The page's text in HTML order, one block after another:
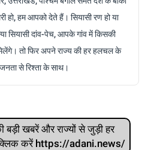
हो, हम आपको देते हैं। सियासी रण हो या
सियासी दांव-पेच, आपके गांव में किसकी
तो फिर अपने राज्य की हर हलचल के
से रिश्ता के साथ।
बड़ी खबरें और राज्‍यों से जुड़ी हर
करें https://adani.news/